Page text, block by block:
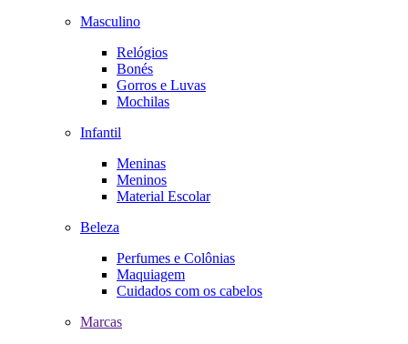
Masculino
Relógios
Bonés
Gorros e Luvas
Mochilas
Infantil
Meninas
Meninos
Material Escolar
Beleza
Perfumes e Colônias
Maquiagem
Cuidados com os cabelos
Marcas